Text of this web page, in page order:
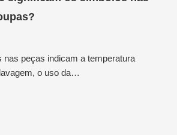
nas peças indicam a temperatura
o uso da…